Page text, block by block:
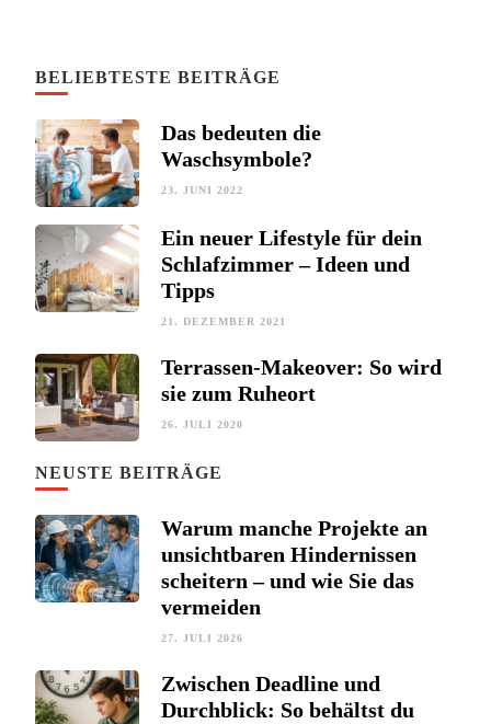
BELIEBTESTE BEITRÄGE
Das bedeuten die
Waschsymbole?
23. JUNI 2022
Ein neuer Lifestyle für dein
Schlafzimmer – Ideen und
Tipps
21. DEZEMBER 2021
Terrassen-Makeover: So wird
sie zum Ruheort
26. JULI 2020
NEUSTE BEITRÄGE
Warum manche Projekte an
unsichtbaren Hindernissen
scheitern – und wie Sie das
vermeiden
27. JULI 2026
Zwischen Deadline und
Durchblick: So behältst du